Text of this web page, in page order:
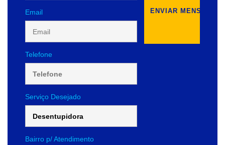
Email
Telefone
Serviço Desejado
Bairro p/ Atendimento